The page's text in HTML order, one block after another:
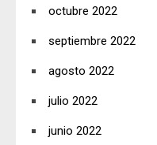
octubre 2022
septiembre 2022
agosto 2022
julio 2022
junio 2022